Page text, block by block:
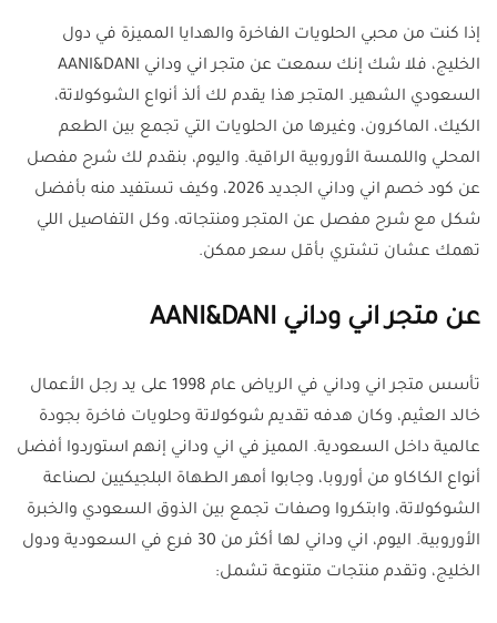
إذا كنت من محبي الحلويات الفاخرة والهدايا المميزة في دول
الخليج، فلا شك إنك سمعت عن متجر اني وداني AANI&DANI
السعودي الشهير. المتجر هذا يقدم لك ألذ أنواع الشوكولاتة،
الكيك، الماكرون، وغيرها من الحلويات التي تجمع بين الطعم
المحلي واللمسة الأوروبية الراقية. واليوم، بنقدم لك شرح مفصل
عن كود خصم اني وداني الجديد 2026، وكيف تستفيد منه بأفضل
شكل مع شرح مفصل عن المتجر ومنتجاته، وكل التفاصيل اللي
تهمك عشان تشتري بأقل سعر ممكن.
عن متجر اني وداني AANI&DANI
تأسس متجر اني وداني في الرياض عام 1998 على يد رجل الأعمال
خالد العثيم، وكان هدفه تقديم شوكولاتة وحلويات فاخرة بجودة
عالمية داخل السعودية. المميز في اني وداني إنهم استوردوا أفضل
أنواع الكاكاو من أوروبا، وجابوا أمهر الطهاة البلجيكيين لصناعة
الشوكولاتة، وابتكروا وصفات تجمع بين الذوق السعودي والخبرة
الأوروبية. اليوم، اني وداني لها أكثر من 30 فرع في السعودية ودول
الخليج، وتقدم منتجات متنوعة تشمل: